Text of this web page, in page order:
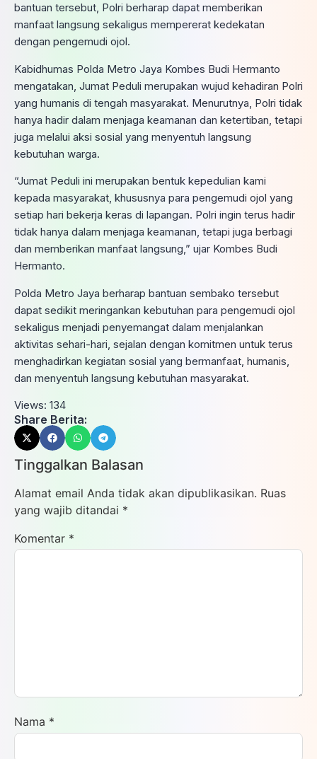
bantuan tersebut, Polri berharap dapat memberikan
manfaat langsung sekaligus mempererat kedekatan
dengan pengemudi ojol.
Kabidhumas Polda Metro Jaya Kombes Budi Hermanto
mengatakan, Jumat Peduli merupakan wujud kehadiran Polri
yang humanis di tengah masyarakat. Menurutnya, Polri tidak
hanya hadir dalam menjaga keamanan dan ketertiban, tetapi
juga melalui aksi sosial yang menyentuh langsung
kebutuhan warga.
“Jumat Peduli ini merupakan bentuk kepedulian kami
kepada masyarakat, khususnya para pengemudi ojol yang
setiap hari bekerja keras di lapangan. Polri ingin terus hadir
tidak hanya dalam menjaga keamanan, tetapi juga berbagi
dan memberikan manfaat langsung,” ujar Kombes Budi
Hermanto.
Polda Metro Jaya berharap bantuan sembako tersebut
dapat sedikit meringankan kebutuhan para pengemudi ojol
sekaligus menjadi penyemangat dalam menjalankan
aktivitas sehari-hari, sejalan dengan komitmen untuk terus
menghadirkan kegiatan sosial yang bermanfaat, humanis,
dan menyentuh langsung kebutuhan masyarakat.
Views: 134
Share Berita:
Tinggalkan Balasan
Alamat email Anda tidak akan dipublikasikan. Ruas
yang wajib ditandai *
Komentar *
Nama *